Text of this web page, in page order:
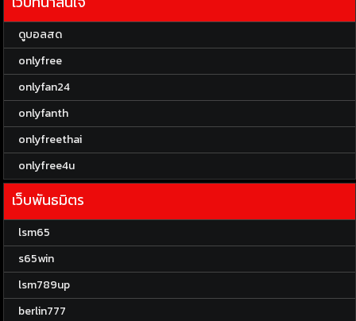
ดูบอลสด
onlyfree
onlyfan24
onlyfanth
onlyfreethai
onlyfree4u
เว็บพันธมิตร
lsm65
s65win
lsm789up
berlin777